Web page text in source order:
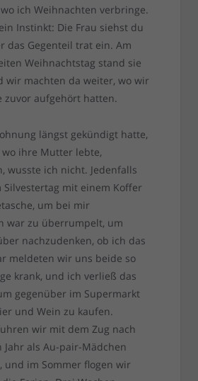
ich Weihnachten verbringe.
Instinkt: Die Frau siehst du
das Gegenteil trat ein. Am
Weihnachtstag stand sie
wir machten da weiter, wo wir
zuvor aufgehört hatten.
längst gekündigt hatte,
ihre Mutter lebte,
wusste ich nicht. Jedenfalls
Silvestertag mit einem Koffer
um bei mir
war zu überrumpelt, um
nachzudenken, ob ich das
meldeten wir uns beide so
krank, und ich verließ das
gegenüber im Supermarkt
und Wein zu kaufen.
wir mit dem Zug nach
Jahr als Au-pair-Mädchen
und im Sommer flogen wir